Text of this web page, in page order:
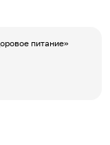
питание»